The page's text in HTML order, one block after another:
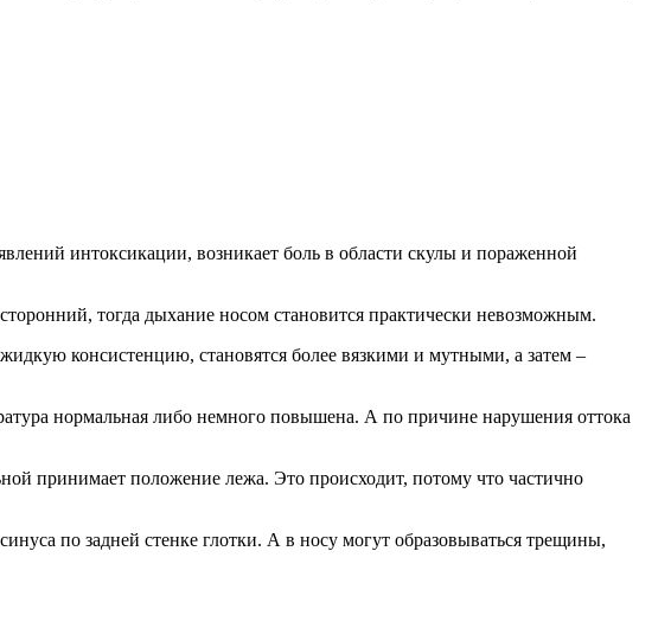
интоксикации, возникает боль в области скулы и пораженной
тогда дыхание носом становится практически невозможным.
консистенцию, становятся более вязкими и мутными, а затем –
нормальная либо немного повышена. А по причине нарушения оттока
принимает положение лежа. Это происходит, потому что частично
по задней стенке глотки. А в носу могут образовываться трещины,